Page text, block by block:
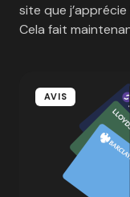
site que
Cela fait
AVIS